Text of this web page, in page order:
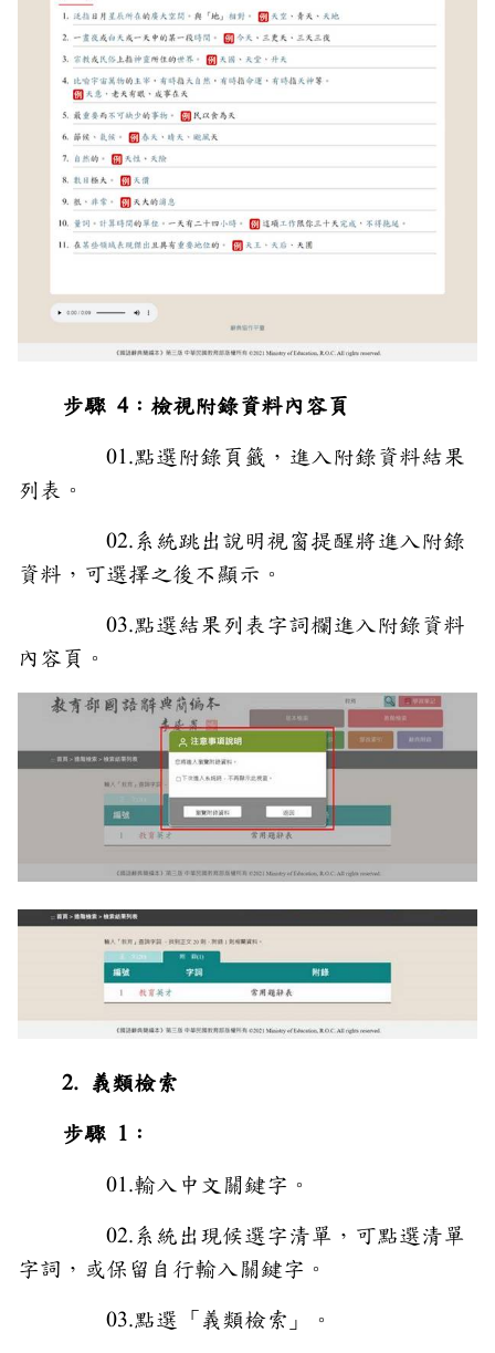
步驟 4：檢視附錄資料內容頁
01.點選附錄頁籤，進入附錄資料結果
列表。
02.系統跳出說明視窗提醒將進入附錄
資料，可選擇之後不顯示。
03.點選結果列表字詞欄進入附錄資料
內容頁。
2. 義類檢索
步驟 1：
01.輸入中文關鍵字。
02.系統出現候選字清單，可點選清單
字詞，或保留自行輸入關鍵字。
03.點選「義類檢索」。